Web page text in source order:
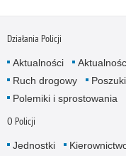
Działania Policji
Aktualności
Ruch drogowy
Polemiki i sprostowania
O Policji
Jednostki